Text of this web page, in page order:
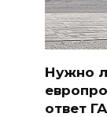
Нужно
ответ